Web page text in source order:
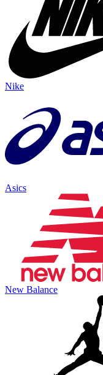
Nike
Asics
New Balance